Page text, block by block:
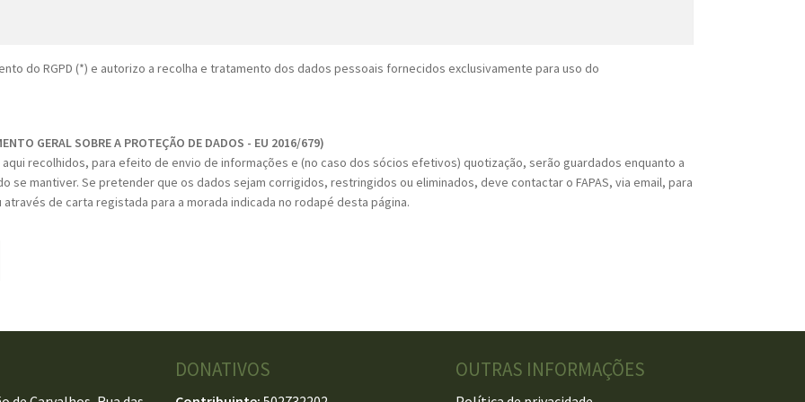
do RGPD (*) e autorizo a recolha e tratamento dos dados pessoais fornecidos exclusivamente para uso do
GERAL SOBRE A PROTEÇÃO DE DADOS - EU 2016/679)
recolhidos, para efeito de envio de informações e (no caso dos sócios efetivos) quotização, serão guardados enquanto a
se mantiver. Se pretender que os dados sejam corrigidos, restringidos ou eliminados, deve contactar o FAPAS, via email, para
de carta registada para a morada indicada no rodapé desta página.
DONATIVOS OUTRAS INFORMAÇÕES